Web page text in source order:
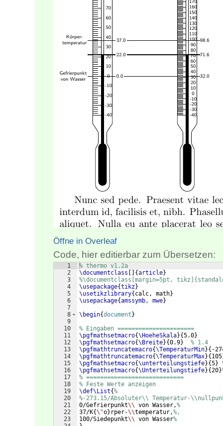
Öffne in Overleaf
Code, hier editierbar zum Übersetzen:
1
2
3
4
5
6
7
8
9
10
11
12
13
14
15
16
17
18
19
20
21
22
23
% thermo v1.2a
\documentclass [ ] {article}
%\documentclass[margin=5pt,
\usepackage{tikz}
\usetikzlibrary{calc, math}
\usepackage{amssymb, mwe}
\begin{document}
% Eingaben ======================
\pgfmathsetmacro{\HoeheSkala}{5.0}
\pgfmathsetmacro{\Breite}{0.9}
% 1.4
\pgfmathtruncatemacro{\TemperaturMin}{ -
\pgfmathtruncatemacro{\TemperaturMax}{105
\pgfmathsetmacro{\unterteilungstiefe}{5}
\pgfmathsetmacro{\Unterteilungstiefe}{20}
% ============================
% Feste Werte anzeigen
\def\List{%
%-273.15/Absoluter\\ Temperatur-
0/Gefrierpunkt\\ von Wasser,%
37/K{\"o} rper-\\temperatur,%,
100/Siedepunkt\\ von Wasser%